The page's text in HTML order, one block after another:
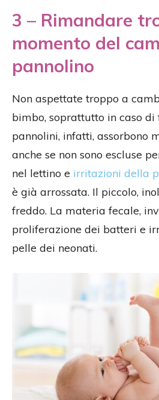
3 – Rimandare
momento del
pannolino
Non aspettate troppo a
bimbo, soprattutto in caso di
pannolini, infatti, assorbono
anche se non sono escluse
nel lettino e irritazioni della
è già arrossata. Il piccolo,
freddo. La materia fecale,
proliferazione dei batteri e
pelle dei neonati.